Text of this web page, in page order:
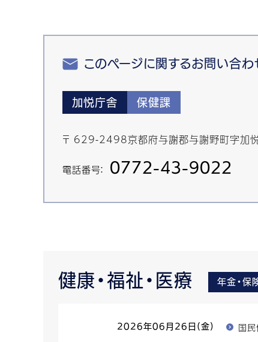
このページに関するお問い合わ
加悦庁舎 保健課
〒 629-2498京都府与謝郡与謝野町字加
電話番号： 0772-43-9022
健康・福祉・医療 年金・保
2026年06月26日(金) 国